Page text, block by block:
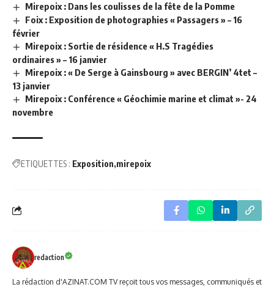
Mirepoix : Dans les coulisses de la fête de la Pomme
Foix : Exposition de photographies « Passagers » – 16
février
Mirepoix : Sortie de résidence « H.S Tragédies
ordinaires » – 16 janvier
Mirepoix : « De Serge à Gainsbourg » avec BERGIN’ 4tet –
13 janvier
Mirepoix : Conférence « Géochimie marine et climat »- 24
novembre
ETIQUETTES : Exposition mirepoix
redaction
La rédaction d'AZINAT.COM TV reçoit tous vos messages, communiqués et